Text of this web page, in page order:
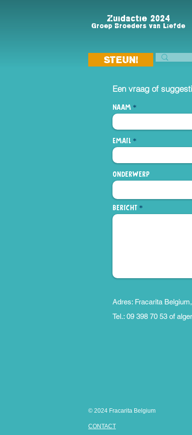
Zuidactie 2024
Groep Broeders van Liefde
STEUN!
Een vraag of
Naam
Email
Onderwerp
Bericht
Adres: Fracarita
Tel.: 09 398 70 53 of
© 2024 Fracarita Belgium
CONTACT